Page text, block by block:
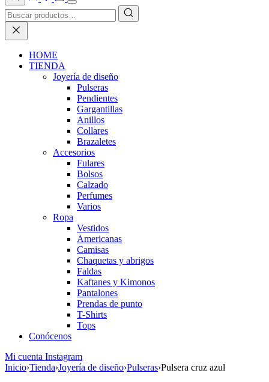
HOME
TIENDA
Joyería de diseño
Pulseras
Pendientes
Gargantillas
Anillos
Collares
Brazaletes
Accesorios
Fulares
Bolsos
Calzado
Perfumes
Varios
Ropa
Vestidos
Americanas
Camisas
Chaquetas y abrigos
Faldas
Kaftanes y Kimonos
Pantalones
Prendas de punto
T-Shirts
Tops
Conócenos
Mi cuenta Instagram
Inicio›Tienda›Joyería de diseño›Pulseras›Pulsera cruz azul